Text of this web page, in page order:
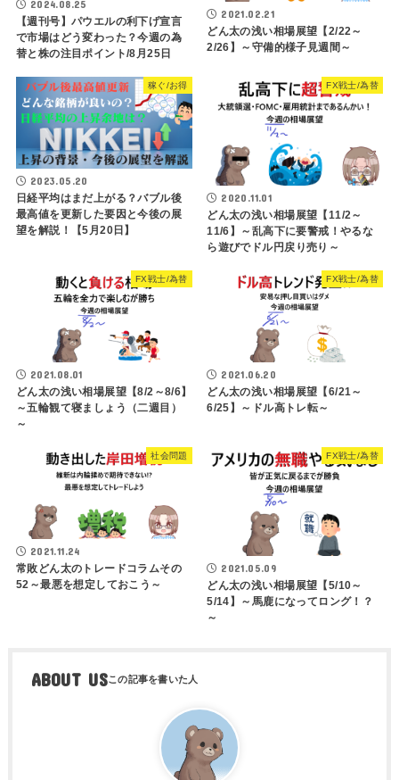
2024.08.25
【週刊号】パウエルの利下げ宣言
で市場はどう変わった？今週の為
替と株の注目ポイント/8月25日
2021.02.21
どん太の浅い相場展望【2/22～
2/26】～守備的様子見週間～
稼ぐ/お得
2023.05.20
日経平均はまだ上がる？バブル後
最高値を更新した要因と今後の展
望を解説！【5月20日】
FX戦士/為替
2020.11.01
どん太の浅い相場展望【11/2～
11/6】～乱高下に要警戒！やるな
ら遊びでドル円戻り売り～
FX戦士/為替
2021.08.01
どん太の浅い相場展望【8/2～8/6】
～五輪観て寝ましょう（二週目）
～
FX戦士/為替
2021.06.20
どん太の浅い相場展望【6/21～
6/25】～ドル高トレ転～
社会問題
2021.11.24
常敗どん太のトレードコラムその
52～最悪を想定しておこう～
FX戦士/為替
2021.05.09
どん太の浅い相場展望【5/10～
5/14】～馬鹿になってロング！？
～
ABOUT US